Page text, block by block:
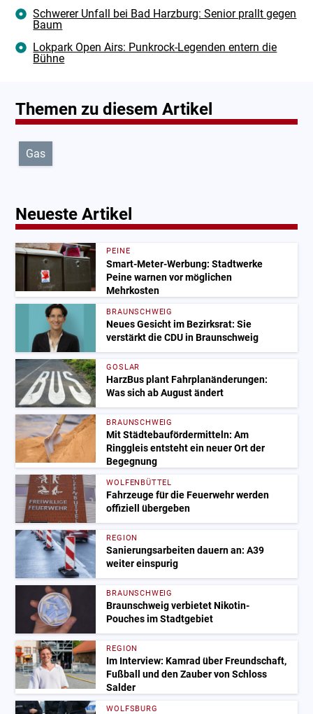
Schwerer Unfall bei Bad Harzburg: Senior prallt gegen
Baum
Lokpark Open Airs: Punkrock-Legenden entern die
Bühne
Themen zu diesem Artikel
Gas
Neueste Artikel
PEINE
Smart-Meter-Werbung: Stadtwerke
Peine warnen vor möglichen
Mehrkosten
BRAUNSCHWEIG
Neues Gesicht im Bezirksrat: Sie
verstärkt die CDU in Braunschweig
GOSLAR
HarzBus plant Fahrplanänderungen:
Was sich ab August ändert
BRAUNSCHWEIG
Mit Städtebaufördermitteln: Am
Ringgleis entsteht ein neuer Ort der
Begegnung
WOLFENBÜTTEL
Fahrzeuge für die Feuerwehr werden
offiziell übergeben
REGION
Sanierungsarbeiten dauern an: A39
weiter einspurig
BRAUNSCHWEIG
Braunschweig verbietet Nikotin-
Pouches im Stadtgebiet
REGION
Im Interview: Kamrad über Freundschaft,
Fußball und den Zauber von Schloss
Salder
WOLFSBURG